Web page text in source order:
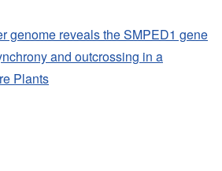
genome reveals the SMPED1 gene
and outcrossing in a
Plants